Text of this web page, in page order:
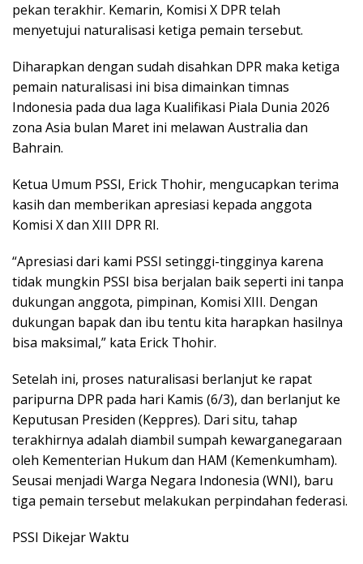
pekan terakhir. Kemarin, Komisi X DPR telah
menyetujui naturalisasi ketiga pemain tersebut.
Diharapkan dengan sudah disahkan DPR maka ketiga
pemain naturalisasi ini bisa dimainkan timnas
Indonesia pada dua laga Kualifikasi Piala Dunia 2026
zona Asia bulan Maret ini melawan Australia dan
Bahrain.
Ketua Umum PSSI, Erick Thohir, mengucapkan terima
kasih dan memberikan apresiasi kepada anggota
Komisi X dan XIII DPR RI.
“Apresiasi dari kami PSSI setinggi-tingginya karena
tidak mungkin PSSI bisa berjalan baik seperti ini tanpa
dukungan anggota, pimpinan, Komisi XIII. Dengan
dukungan bapak dan ibu tentu kita harapkan hasilnya
bisa maksimal,” kata Erick Thohir.
Setelah ini, proses naturalisasi berlanjut ke rapat
paripurna DPR pada hari Kamis (6/3), dan berlanjut ke
Keputusan Presiden (Keppres). Dari situ, tahap
terakhirnya adalah diambil sumpah kewarganegaraan
oleh Kementerian Hukum dan HAM (Kemenkumham).
Seusai menjadi Warga Negara Indonesia (WNI), baru
tiga pemain tersebut melakukan perpindahan federasi.
PSSI Dikejar Waktu